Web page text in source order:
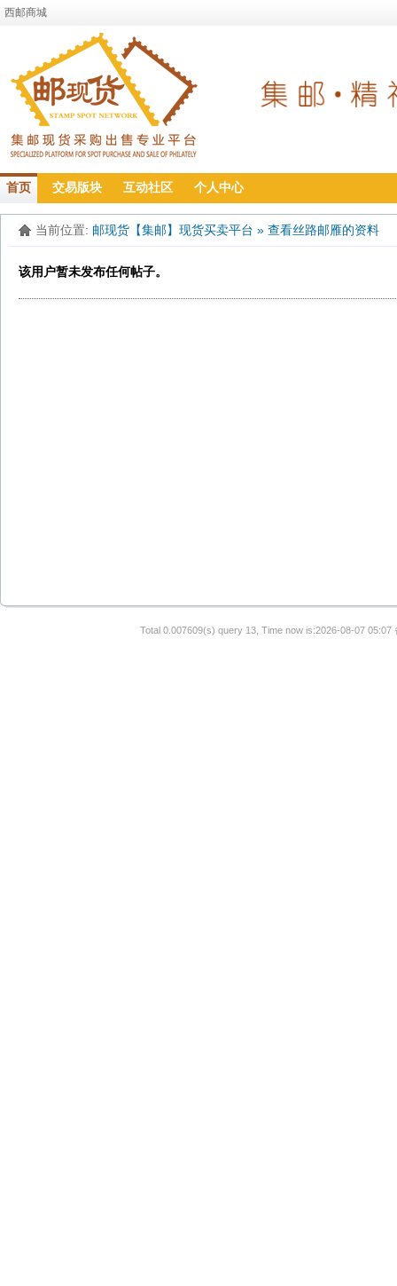
西邮商城
首页 交易版块 互动社区 个人中心
当前位置: 邮现货【集邮】现货买卖平台 » 查看丝路邮雁的资料
该用户暂未发布任何帖子。
Total 0.007609(s) query 13, Time now is:2026-08-07 05:07